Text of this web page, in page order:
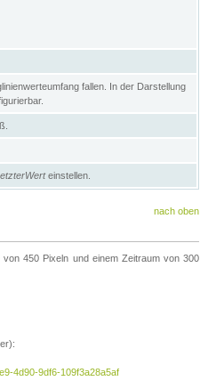
fallen. In der Darstellung
einstellen.
nach oben
von 450 Pixeln und einem Zeitraum von 300
4d90-9df6-109f3a28a5af